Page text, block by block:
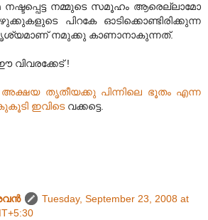
നഷ്ടപ്പെട്ട നമ്മുടെ സമൂഹം ആരെല്ലാമോ
പിറകേ ഓടിക്കൊണ്ടിരിക്കുന്ന
നമുക്കു കാണാനാകുന്നത്.
വിവരക്കേട് !
അക്ഷയ തൃതീയക്കു പിന്നിലെ ഭൂതം എന്ന
ഇവിടെവക്കട്ടെ.
Tuesday, September 23, 2008 at